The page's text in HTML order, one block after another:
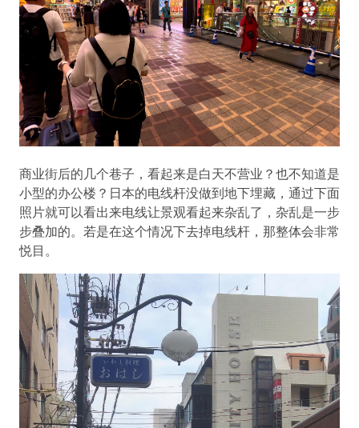
商业街后的几个巷子，看起来是白天不营业？也不知道是
小型的办公楼？日本的电线杆没做到地下埋藏，通过下面
照片就可以看出来电线让景观看起来杂乱了，杂乱是一步
步叠加的。若是在这个情况下去掉电线杆，那整体会非常
悦目。